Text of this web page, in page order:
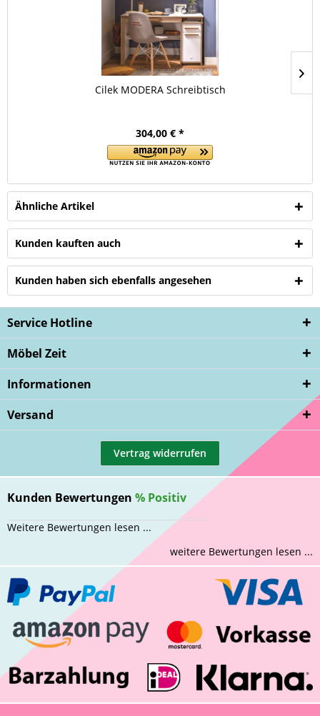
Cilek MODERA Schreibtisch
304,00 € *
Ähnliche Artikel
Kunden kauften auch
Kunden haben sich ebenfalls angesehen
Service Hotline
Möbel Zeit
Informationen
Versand
Vertrag widerrufen
Kunden Bewertungen % Positiv
Weitere Bewertungen lesen ...
weitere Bewertungen lesen ...